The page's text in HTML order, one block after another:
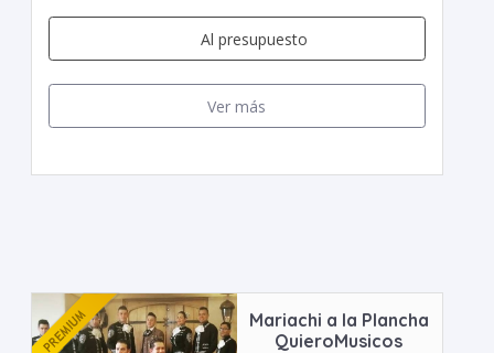
Al presupuesto
Ver más
Mariachi a la Plancha
QuieroMusicos